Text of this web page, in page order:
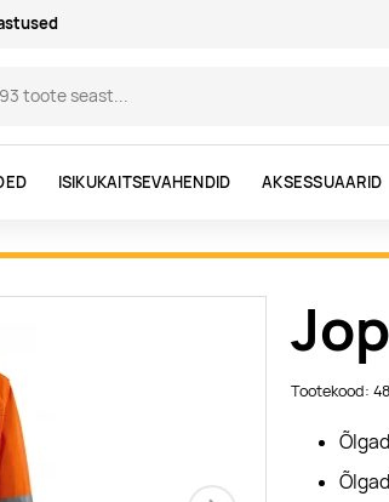
ISIKUKAITSEVAHENDID AKSESSUAARID
Tootekood: